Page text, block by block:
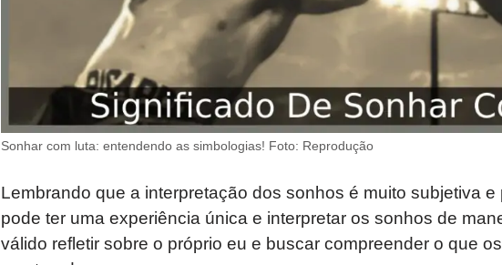
Sonhar com luta: entendendo as simbologias! Foto: Reprodução
Lembrando que a interpretação dos sonhos é muito subjetiva
pode ter uma experiência única e interpretar os sonhos de
válido refletir sobre o próprio eu e buscar compreender o que